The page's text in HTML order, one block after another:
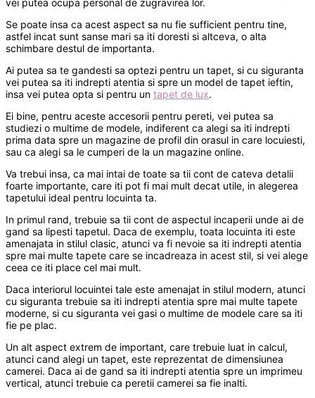
vei putea ocupa personal de zugravirea lor.
Se poate insa ca acest aspect sa nu fie sufficient pentru tine,
astfel incat sunt sanse mari sa iti doresti si altceva, o alta
schimbare destul de importanta.
Ai putea sa te gandesti sa optezi pentru un tapet, si cu siguranta
vei putea sa iti indrepti atentia si spre un model de tapet ieftin,
insa vei putea opta si pentru un tapet de lux.
Ei bine, pentru aceste accesorii pentru pereti, vei putea sa
studiezi o multime de modele, indiferent ca alegi sa iti indrepti
prima data spre un magazine de profil din orasul in care locuiesti,
sau ca alegi sa le cumperi de la un magazine online.
Va trebui insa, ca mai intai de toate sa tii cont de cateva detalii
foarte importante, care iti pot fi mai mult decat utile, in alegerea
tapetului ideal pentru locuinta ta.
In primul rand, trebuie sa tii cont de aspectul incaperii unde ai de
gand sa lipesti tapetul. Daca de exemplu, toata locuinta iti este
amenajata in stilul clasic, atunci va fi nevoie sa iti indrepti atentia
spre mai multe tapete care se incadreaza in acest stil, si vei alege
ceea ce iti place cel mai mult.
Daca interiorul locuintei tale este amenajat in stilul modern, atunci
cu siguranta trebuie sa iti indrepti atentia spre mai multe tapete
moderne, si cu siguranta vei gasi o multime de modele care sa iti
fie pe plac.
Un alt aspect extrem de important, care trebuie luat in calcul,
atunci cand alegi un tapet, este reprezentat de dimensiunea
camerei. Daca ai de gand sa iti indrepti atentia spre un imprimeu
vertical, atunci trebuie ca peretii camerei sa fie inalti.